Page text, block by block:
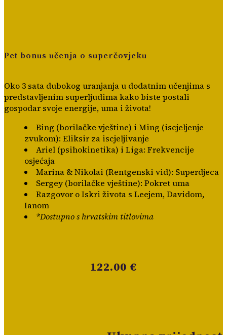
Pet bonus učenja o superčovjeku
Oko 3 sata dubokog uranjanja u dodatnim učenjima s
predstavljenim superljudima kako biste postali
gospodar svoje energije, uma i života!
Bing (borilačke vještine) i Ming (iscjeljenje
zvukom): Eliksir za iscjeljivanje
Ariel (psihokinetika) i Liga: Frekvencije
osjećaja
Marina & Nikolai (Rentgenski vid): Superdjeca
Sergey (borilačke vještine): Pokret uma
Razgovor o Iskri života s Leejem, Davidom,
Ianom
*Dostupno s hrvatskim titlovima
122.00 €